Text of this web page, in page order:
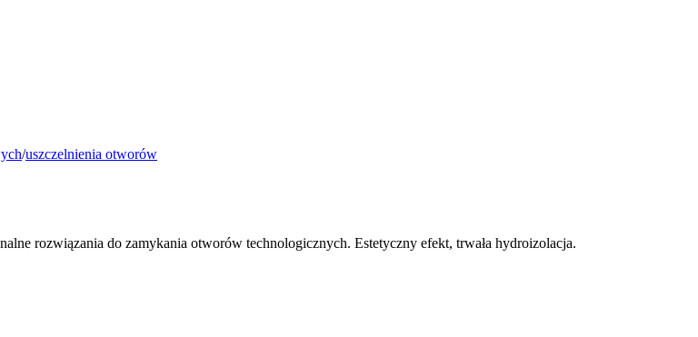
/uszczelnienia otworów
rozwiązania do zamykania otworów technologicznych. Estetyczny efekt, trwała hydroizolacja.